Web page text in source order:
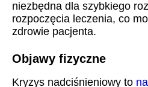
niezbędna dla szybkiego
rozpoczęcia leczenia, co
zdrowie pacjenta.
Objawy fizyczne
Kryzys nadciśnieniowy to